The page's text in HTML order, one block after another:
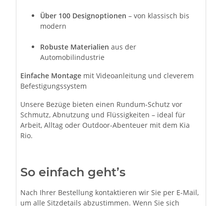
Über 100 Designoptionen – von klassisch bis
modern
Robuste Materialien aus der
Automobilindustrie
Einfache Montage mit Videoanleitung und cleverem
Befestigungssystem
Unsere Bezüge bieten einen Rundum-Schutz vor
Schmutz, Abnutzung und Flüssigkeiten – ideal für
Arbeit, Alltag oder Outdoor-Abenteuer mit dem Kia
Rio.
So einfach geht’s
Nach Ihrer Bestellung kontaktieren wir Sie per E-Mail,
um alle Sitzdetails abzustimmen. Wenn Sie sich